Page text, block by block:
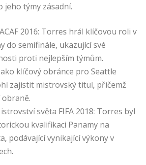
jeho týmy zásadní.
2016: Torres hrál klíčovou roli v
do semifinále, ukazující své
proti nejlepším týmům.
klíčový obránce pro Seattle
zajistit mistrovský titul, přičemž
světa FIFA 2018: Torres byl
kvalifikaci Panamy na
podávající vynikající výkony v